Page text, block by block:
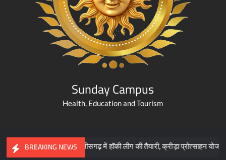
Sunday Campus
Health, Education and Tourism
BREAKING NEWS
छत्तीसगढ़ में हॉकी लीग की तैयारी, क्रीड़ा प्रोत्साहन योजना के लिए 57